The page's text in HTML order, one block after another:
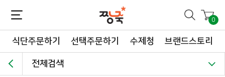
0
식단주문하기 선택주문하기 수제청 브랜드스토리
전체검색